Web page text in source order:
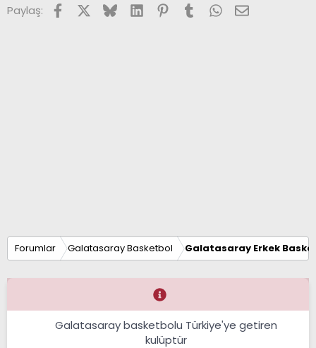
Paylaş: FacebookX (Twitter)
BlueskyLinkedInPinterest
TumblrWhatsApp
E-posta
Forumlar Galatasaray Basketbol Galatasaray Erkek
Galatasaray basketbolu Türkiye'ye getiren
kulüptür